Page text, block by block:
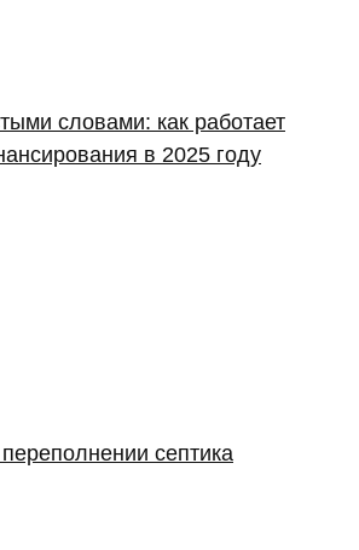
словами: как работает
в 2025 году
септика